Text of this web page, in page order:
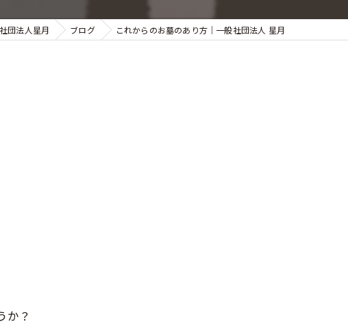
団法人星月 ブログ これからのお墓のあり方｜一般社団法人 星月
か？